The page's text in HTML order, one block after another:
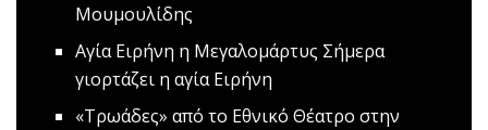
Μουμουλίδης
Αγία Ειρήνη η Μεγαλομάρτυς Σήμερα
γιορτάζει η αγία Ειρήνη
«Τρωάδες» από το Εθνικό Θέατρο στην